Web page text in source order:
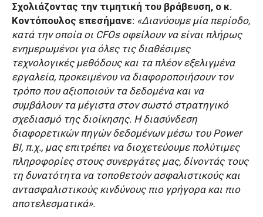
Σχολιάζοντας την τιμητική του βράβευση, ο κ.
Κοντόπουλος επεσήμανε: «Διανύουμε μία περίοδο,
κατά την οποία οι CFOs οφείλουν να είναι πλήρως
ενημερωμένοι για όλες τις διαθέσιμες
τεχνολογικές μεθόδους και τα πλέον εξελιγμένα
εργαλεία, προκειμένου να διαφοροποιήσουν τον
τρόπο που αξιοποιούν τα δεδομένα και να
συμβάλουν τα μέγιστα στον σωστό στρατηγικό
σχεδιασμό της διοίκησης. H διασύνδεση
διαφορετικών πηγών δεδομένων μέσω του Power
BI, π.χ., μας επιτρέπει να διοχετεύουμε πολύτιμες
πληροφορίες στους συνεργάτες μας, δίνοντάς τους
τη δυνατότητα να τοποθετούν ασφαλιστικούς και
αντασφαλιστικούς κινδύνους πιο γρήγορα και πιο
αποτελεσματικά».